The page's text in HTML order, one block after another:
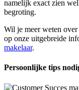
namelijk exact zien
begroting.
Wil je meer weten
op onze uitgebreide
makelaar.
Persoonlijke tips